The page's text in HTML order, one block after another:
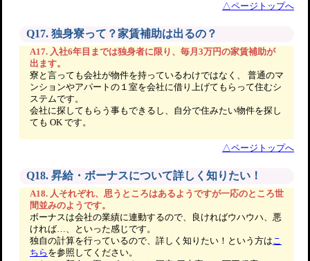
△ページトップへ
Q17. 独身寮って？家賃補助は出るの？
A17. 入社6年目までは独身者に限り、毎月3万円の家賃補助が
出ます。
寮と言っても会社が物件を持っているわけではなく、 普通のマ
ンションやアパートの１室を会社に借り上げてもらって住むシ
ステムです。
会社に探してもらう事もできるし、自分で住みたい物件を探し
ても OK です。
△ページトップへ
Q18. 昇給・ボーナスについて詳しく知りたい！
A18. 人それぞれ、思うところはあるようですが一応のところ世
間並みのようです。
ボーナスは会社の業績に連動するので、良ければウハウハ、悪
ければ…、といった感じです。
独自の計算を行っているので、詳しく知りたい！という方は こ
ちら を参照してください。